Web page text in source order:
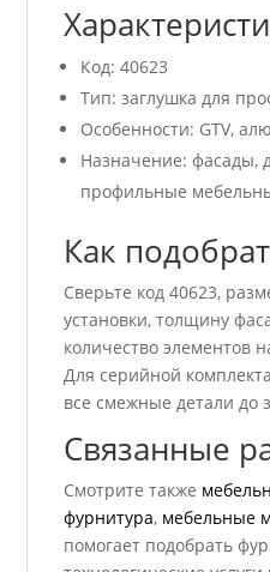
Код: 40623
Тип: заглушка для
Особенности: GTV,
Назначение: фасады,
профильные
Как
Сверьте код 40623,
установки, толщину
количество элементов
Для серийной
все смежные детали до
Связанные
Смотрите также
фурнитура, мебельные
помогает подобрать